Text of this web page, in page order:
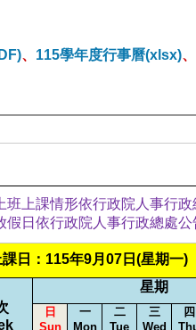
、 115學年度行事曆(xlsx)、